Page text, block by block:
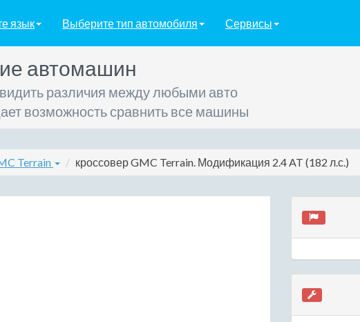
язык Выберите тип автомобиля Сервисы
автомашин
различия между любыми авто
возможность сравнить все машины
Terrain кроссовер GMC Terrain. Модификация 2.4 AT (182 л.с.)